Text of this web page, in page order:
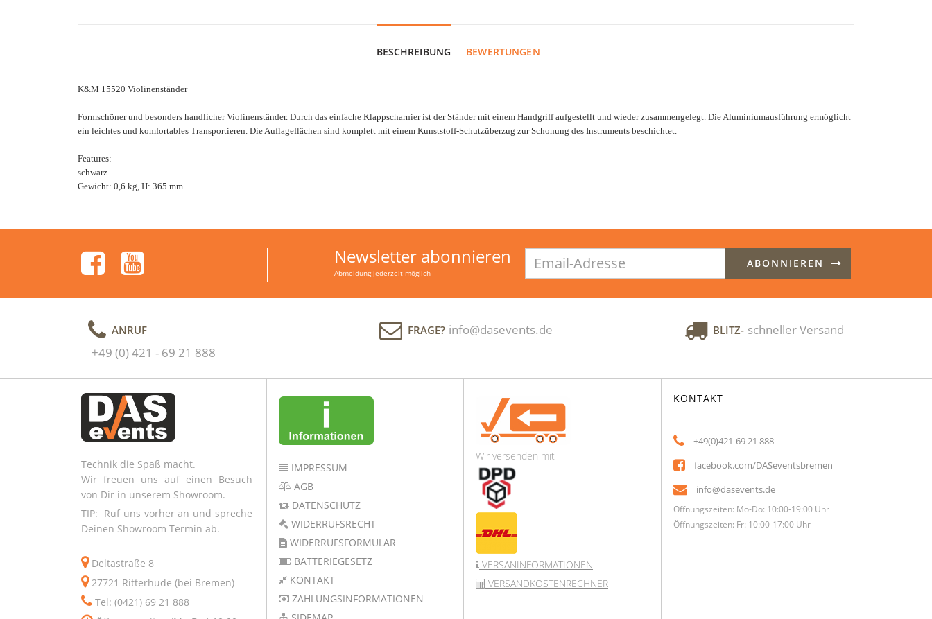
BESCHREIBUNG BEWERTUNGEN
K&M 15520 Violinenständer
Formschöner und besonders handlicher Violinenständer. Durch das einfache Klappscharnier ist der Ständer mit einem Handgriff aufgestellt und wieder zusammengelegt. Die Aluminiumausführung ermöglicht
ein leichtes und komfortables Transportieren. Die Auflageflächen sind komplett mit einem Kunststoff-Schutzüberzug zur Schonung des Instruments beschichtet.
Features:
schwarz
Gewicht: 0,6 kg, H: 365 mm.
Newsletter abonnieren
Abmeldung jederzeit möglich
Adresse
ABONNIEREN
ANRUF
+49 (0) 421 - 69 21 888
FRAGE? info@dasevents.de BLITZ- schneller Versand
Technik die Spaß macht.
Wir freuen uns auf einen Besuch
von Dir in unserem Showroom.
TIP: Ruf uns vorher an und spreche
Deinen Showroom Termin ab.
Deltastraße 8
27721 Ritterhude (bei Bremen)
Tel: (0421) 69 21 888
IMPRESSUM
AGB
DATENSCHUTZ
WIDERRUFSRECHT
WIDERRUFSFORMULAR
BATTERIEGESETZ
KONTAKT
ZAHLUNGSINFORMATIONEN
Wir versenden mit
VERSANINFORMATIONEN
VERSANDKOSTENRECHNER
KONTAKT
+49(0)421-69 21 888
facebook.com/DASeventsbremen
info@dasevents.de
Öffnungszeiten: Mo-Do: 10:00-19:00 Uhr
Öffnungszeiten: Fr: 10:00-17:00 Uhr